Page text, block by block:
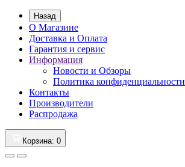
Назад
О Магазине
Доставка и Оплата
Гарантия и сервис
Информация
Новости и Обзоры
Политика конфиденциальности
Контакты
Производители
Распродажа
Корзина: 0